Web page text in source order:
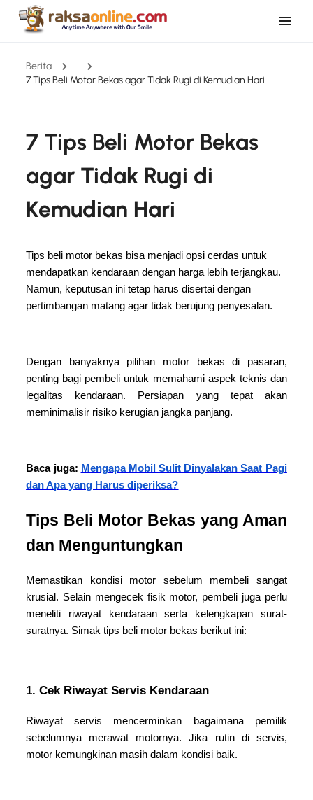
Berita
7 Tips Beli Motor Bekas agar Tidak Rugi di Kemudian Hari
7 Tips Beli Motor Bekas
agar Tidak Rugi di
Kemudian Hari
Tips beli motor bekas bisa menjadi opsi cerdas untuk
mendapatkan kendaraan dengan harga lebih terjangkau.
Namun, keputusan ini tetap harus disertai dengan
pertimbangan matang agar tidak berujung penyesalan.
Dengan banyaknya pilihan motor bekas di pasaran,
penting bagi pembeli untuk memahami aspek teknis dan
legalitas kendaraan. Persiapan yang tepat akan
meminimalisir risiko kerugian jangka panjang.
Baca juga: Mengapa Mobil Sulit Dinyalakan Saat Pagi
dan Apa yang Harus diperiksa?
Tips Beli Motor Bekas yang Aman
dan Menguntungkan
Memastikan kondisi motor sebelum membeli sangat
krusial. Selain mengecek fisik motor, pembeli juga perlu
meneliti riwayat kendaraan serta kelengkapan surat-
suratnya. Simak tips beli motor bekas berikut ini:
1. Cek Riwayat Servis Kendaraan
Riwayat servis mencerminkan bagaimana pemilik
sebelumnya merawat motornya. Jika rutin di servis,
motor kemungkinan masih dalam kondisi baik.